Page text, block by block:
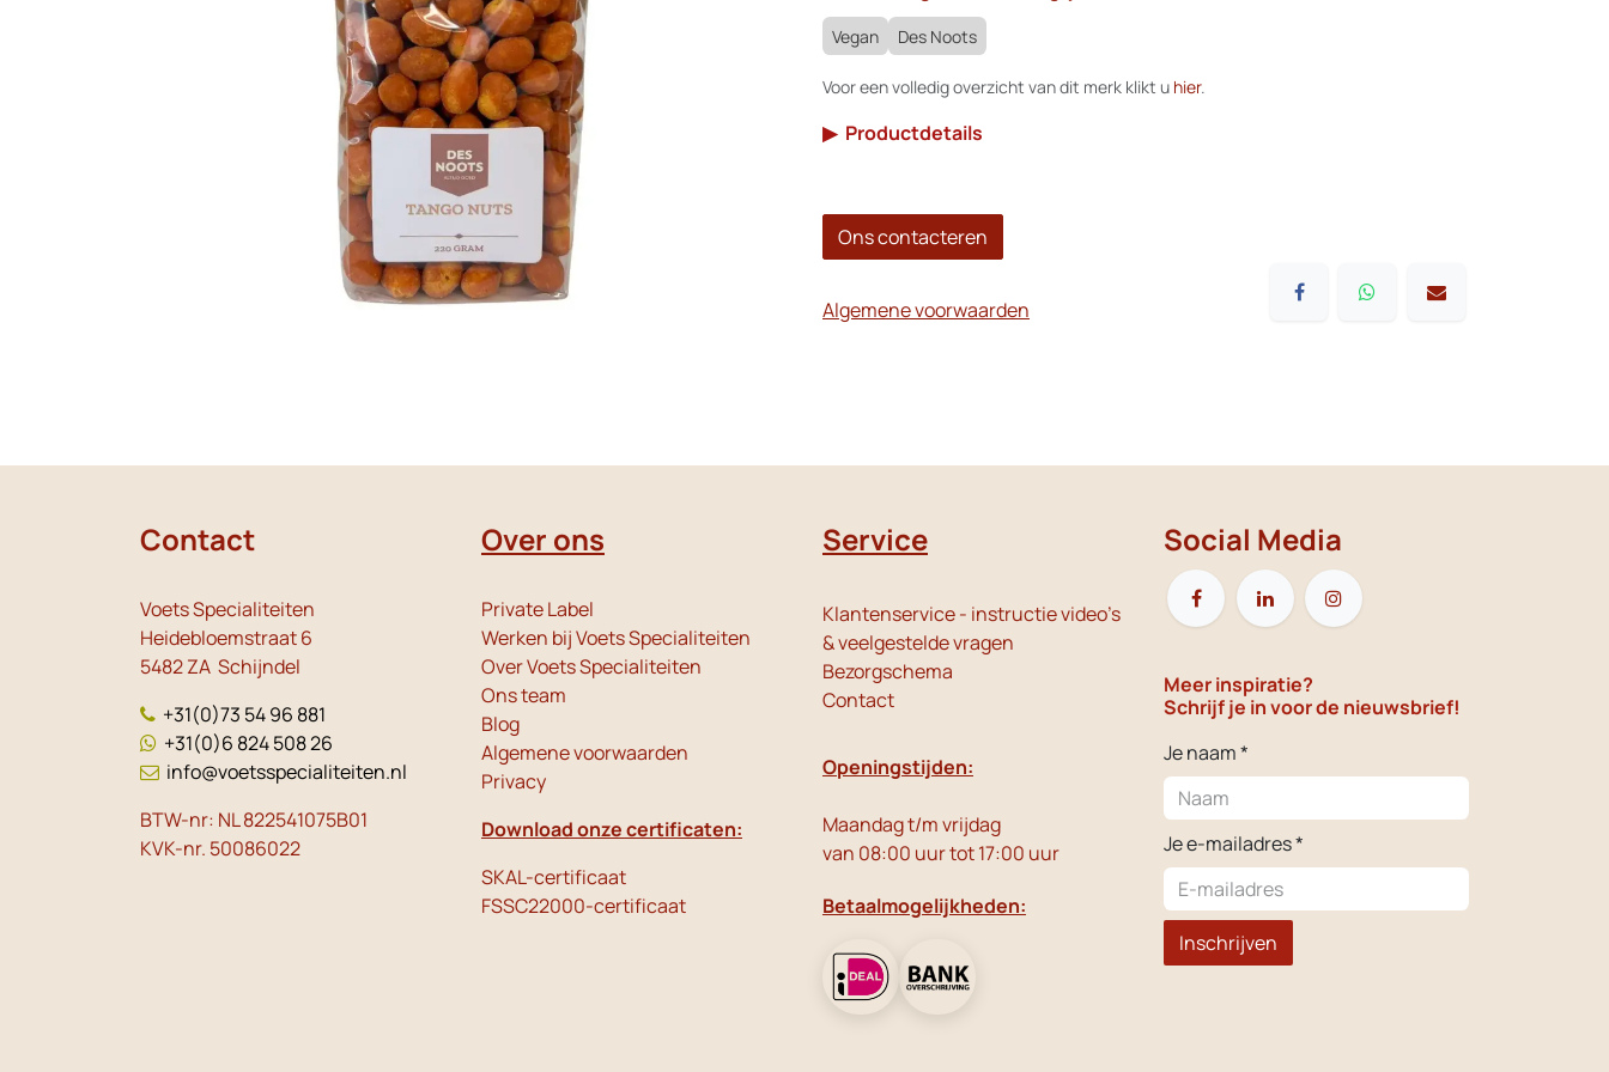
Vegan Des Noots
Voor een volledig overzicht van dit merk klikt u hier.
▶ Productdetails
Ons contacteren
Algemene voorwaarden
Contact
Voets Specialiteiten
Heidebloemstraat 6
5482 ZA Schijndel
+31(0)73 54 96 881
+31(0)6 824 508 26
info@voetsspecialiteiten.nl
BTW-nr: NL 822541075B01
KVK-nr. 50086022
Over ons
Private Label
Werken bij Voets Specialiteiten
Over Voets Specialiteiten
Ons team
Blog
Algemene voorwaarden
Privacy
Download onze certificaten:
SKAL-certificaat
FSSC22000-certificaat
Service
Klantenservice - instructie video's
& veelgestelde vragen
Bezorgschema
Contact
Openingstijden:
Maandag t/m vrijdag
van 08:00 uur tot 17:00 uur
Betaalmogelijkheden:
Social Media
Meer inspiratie?
Schrijf je in voor de nieuwsbrief!
Je naam *
Je e-mailadres *
Inschrijven